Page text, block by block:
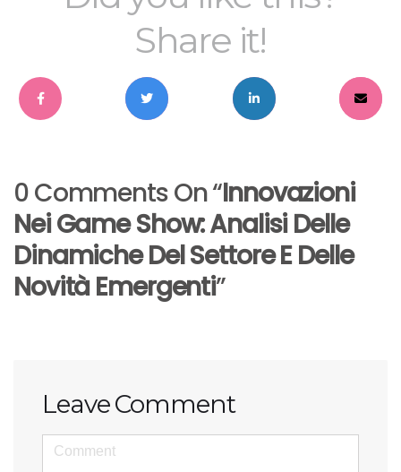
Share it!
0 Comments On “Innovazioni
Nei Game Show: Analisi Delle
Dinamiche Del Settore E Delle
Novità Emergenti”
Leave Comment
<b>Comment</b> ( * )